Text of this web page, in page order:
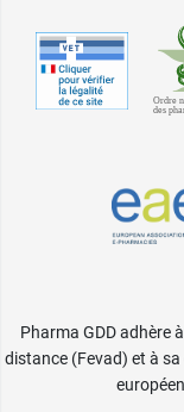
Pharma GDD adhère
distance (Fevad) et à